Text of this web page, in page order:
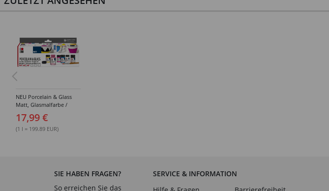
NEU Porcelain & Glass
Matt, Glasmalfarbe /
Porzellanfarbe Starterset,
6 x 15 ml, inklusive Pinsel
17,99 €
(1 l = 199.89 EUR)
SIE HABEN FRAGEN?
So erreichen Sie das
SERVICE & INFORMATION